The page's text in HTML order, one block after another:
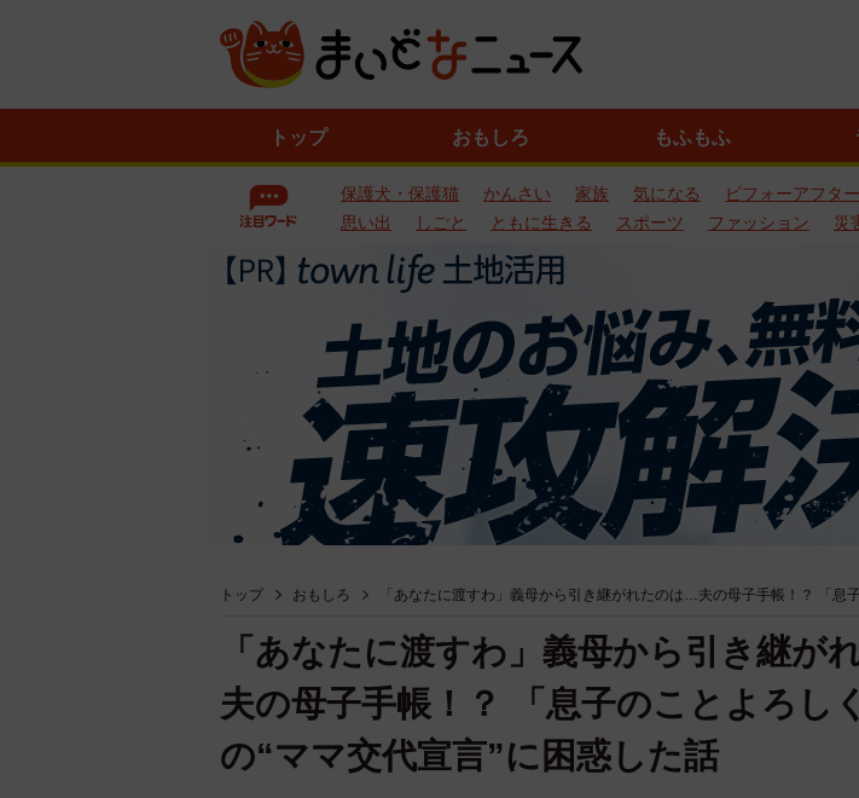
トップ おもしろ もふもふ
保護犬・保護猫 かんさい 家族 気になる ビフォーアフター
思い出
しごと ともに生きる スポーツ ファッション 災
トップ おもしろ 「あなたに渡すわ」義母から引き継がれたのは…夫の母子手帳！？ 「息
「あなたに渡すわ」義母から引き継が
夫の母子手帳！？ 「息子のことよろし
の“ママ交代宣言”に困惑した話